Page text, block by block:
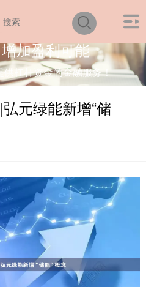
加盈利可能
杠杆资金的金融服务！
元绿能新增“储